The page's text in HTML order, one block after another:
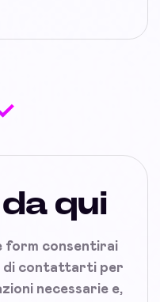
qui
form consentirai
di contattarti per
necessarie e,